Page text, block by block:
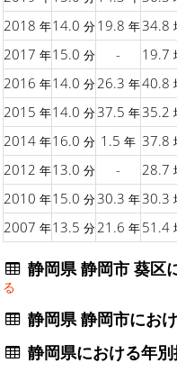
2018 年14.0 分19.8 年34.8
2017 年15.0 分 - 19.7
2016 年14.0 分26.3 年40.8
2015 年14.0 分37.5 年35.2
2014 年16.0 分 1.5 年 37.8
2012 年13.0 分 - 28.7
2010 年15.0 分30.3 年30.3
2007 年13.5 分21.6 年51.4
静岡県 静岡市 葵
る
静岡県 静岡市にお
静岡県における年